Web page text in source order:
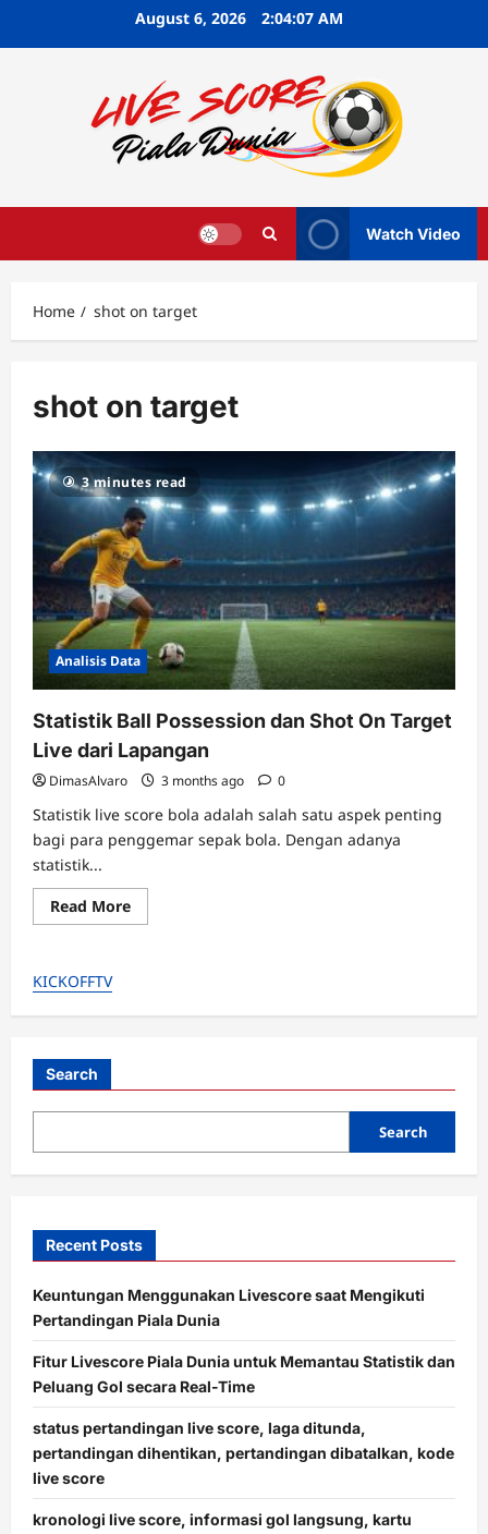
August 6, 2026 2:04:08 AM
Watch Video
Home shot on target
shot on target
3 minutes read
Analisis Data
Statistik Ball Possession dan Shot On Target
Live dari Lapangan
DimasAlvaro 3 months ago 0
Statistik live score bola adalah salah satu aspek penting
bagi para penggemar sepak bola. Dengan adanya
statistik...
Read MoreRead
more
Shot
Lapangan
KICKOFFTV
Search
Search
Recent Posts
Keuntungan Menggunakan Livescore saat Mengikuti
Pertandingan Piala Dunia
Fitur Livescore Piala Dunia untuk Memantau Statistik dan
Peluang Gol secara Real-Time
status pertandingan live score, laga ditunda,
pertandingan dihentikan, pertandingan dibatalkan, kode
live score
kronologi live score, informasi gol langsung, kartu